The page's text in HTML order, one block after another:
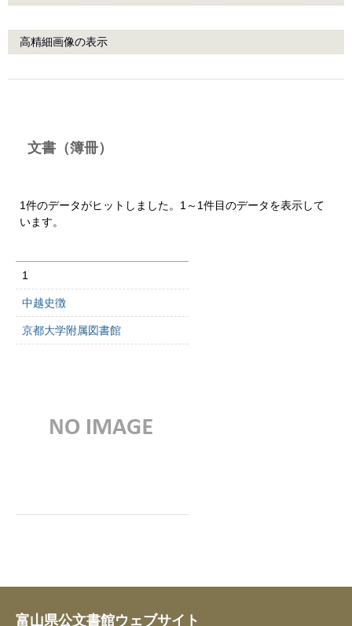
高精細画像の表示
文書（簿冊）
1件のデータがヒットしました。1～1件目のデータを表示して
います。
1
中越史徴
京都大学附属図書館
富山県公文書館ウェブサイト